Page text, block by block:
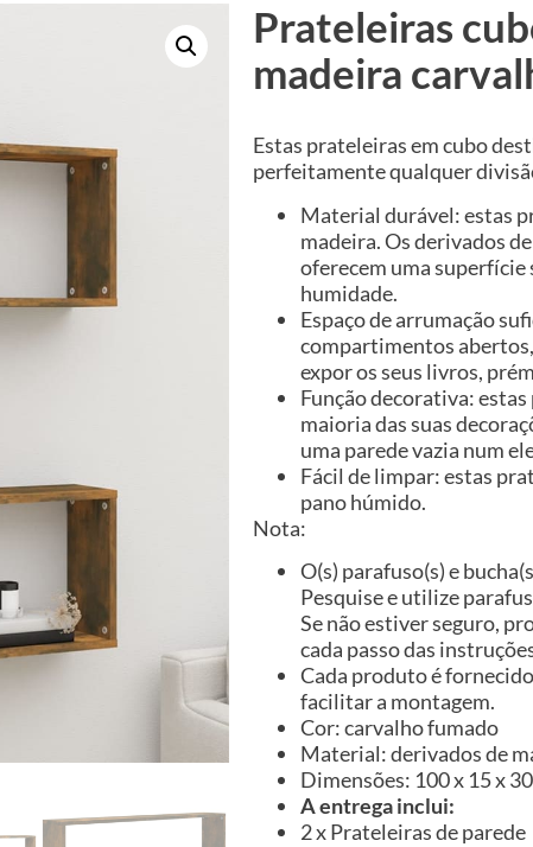
Prateleiras
madeira
Estas prateleiras em cubo
perfeitamente qualquer
Material durável: estas
madeira. Os derivados
oferecem uma superfície
humidade.
Espaço de arrumação
compartimentos
expor os seus livros,
Função decorativa:
maioria das suas
uma parede vazia num
Fácil de limpar: estas
pano húmido.
Nota:
O(s) parafuso(s) e
Pesquise e utilize
Se não estiver seguro,
cada passo das
Cada produto é
facilitar a montagem.
Cor: carvalho fumado
Material: derivados de
Dimensões: 100 x 15 x 30
A entrega inclui:
2 x Prateleiras de parede